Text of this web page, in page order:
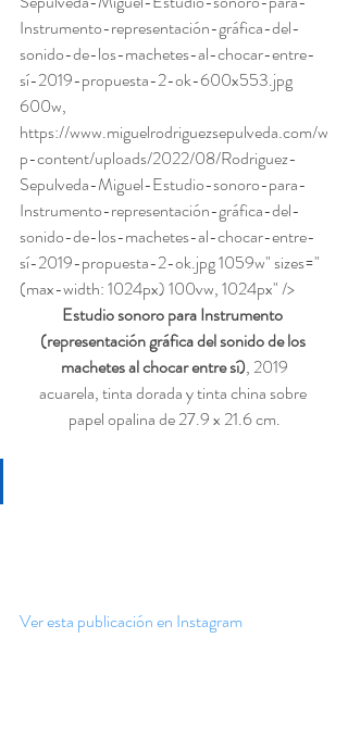
Instrumento-representación-gráfica-del-
sonido-de-los-machetes-al-chocar-entre-
sí-2019-propuesta-2-ok-600x553.jpg
600w,
https://www.miguelrodriguezsepulveda.com/w
p-content/uploads/2022/08/Rodriguez-
Sepulveda-Miguel-Estudio-sonoro-para-
Instrumento-representación-gráfica-del-
sonido-de-los-machetes-al-chocar-entre-
sí-2019-propuesta-2-ok.jpg 1059w" sizes="
(max-width: 1024px) 100vw, 1024px" />
Estudio sonoro para Instrumento
(representación gráfica del sonido de los
machetes al chocar entre sí), 2019
acuarela, tinta dorada y tinta china sobre
papel opalina de 27.9 x 21.6 cm.
Ver esta publicación en Instagram